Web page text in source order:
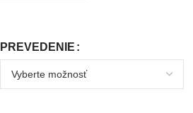
PREVEDENIE